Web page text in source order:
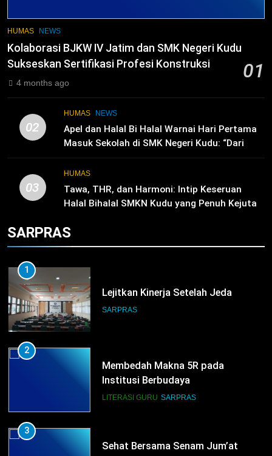
Surabaya
KURIKULUM PKL
Lebih Dekat dengan Bengkel Nissan
Surabaya
KURIKULUM PKL
5
TKRO Berani Adu Nyali di Auto
2000
HUMAS NEWS
Kolaborasi BJKW IV Jatim dan SMK Negeri Kudu
Sukseskan Sertifikasi Profesi Konstruksi
01
4 months ago
02
HUMAS NEWS
Apel dan Halal Bi Halal Warnai Hari Pertama
Masuk Sekolah di SMK Negeri Kudu: “Dari
Ruang Kelas Akan Lahir Pemimpin, Inovator,
dan Generasi Unggul”
03
HUMAS
Tawa, THR, dan Harmoni: Intip Keseruan
Halal Bihalal SMKN Kudu yang Penuh Kejutan
SARPRAS
1
Lejitkan Kinerja Setelah Jeda
SARPRAS
2
Membedah Makna 5R pada
Institusi Berbudaya
LITERASI GURU SARPRAS
3
Sehat Bersama Senam Jum’at